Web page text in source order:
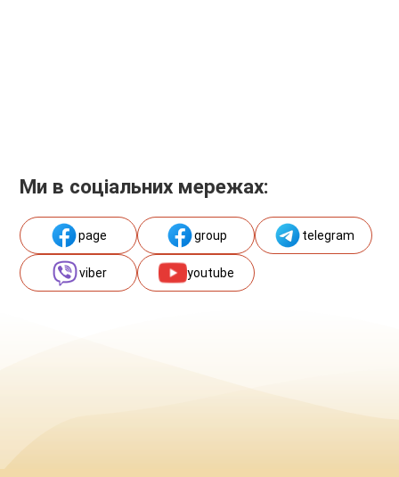
Ми в соціальних мережах:
page group telegram
viber youtube